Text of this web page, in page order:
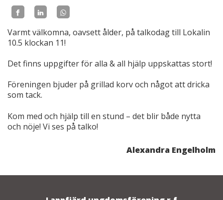
Varmt välkomna, oavsett ålder, på talkodag till Lokalin
10.5 klockan 11!
Det finns uppgifter för alla & all hjälp uppskattas stort!
Föreningen bjuder på grillad korv och något att dricka
som tack.
Kom med och hjälp till en stund – det blir både nytta
och nöje! Vi ses på talko!
Alexandra Engelholm